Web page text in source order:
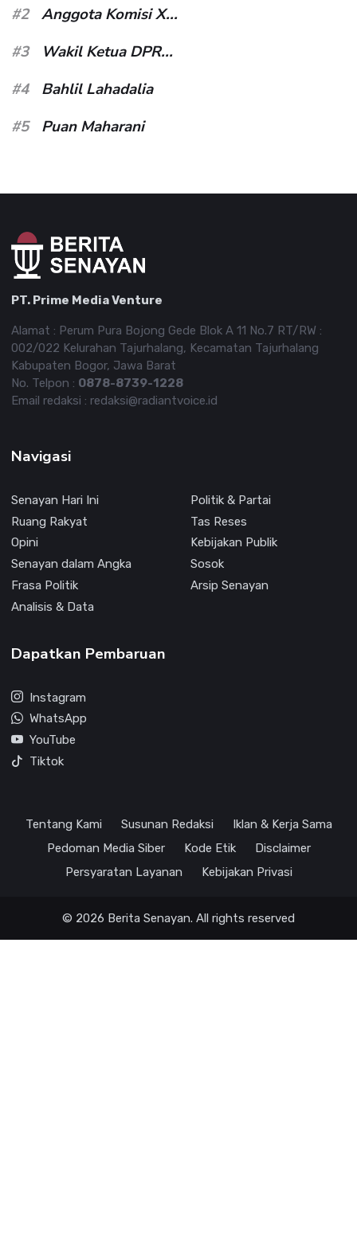
#2
Anggota Komisi X...
#3
Wakil Ketua DPR...
#4
Bahlil Lahadalia
#5
Puan Maharani
PT. Prime Media Venture
Alamat : Perum Pura Bojong Gede Blok A 11 No.7 RT/RW :
002/022 Kelurahan Tajurhalang, Kecamatan Tajurhalang
Kabupaten Bogor, Jawa Barat
No. Telpon : 0878-8739-1228
Email redaksi : redaksi@radiantvoice.id
Navigasi
Senayan Hari Ini
Politik & Partai
Ruang Rakyat
Tas Reses
Opini
Kebijakan Publik
Senayan dalam Angka
Sosok
Frasa Politik
Arsip Senayan
Analisis & Data
Dapatkan Pembaruan
Instagram
WhatsApp
YouTube
Tiktok
Tentang Kami Susunan Redaksi
Iklan & Kerja Sama
Pedoman Media Siber
Kode Etik
Disclaimer
Persyaratan Layanan
Kebijakan Privasi
© 2026 Berita Senayan. All rights reserved